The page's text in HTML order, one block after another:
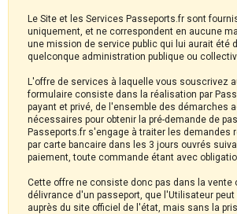
Le Site et les Services Passeports.fr sont
uniquement, et ne correspondent en aucune
une mission de service public qui lui aurait été
quelconque administration publique ou
L'offre de services à laquelle vous souscrivez
formulaire consiste dans la réalisation par
payant et privé, de l'ensemble des démarches
nécessaires pour obtenir la pré-demande de
Passeports.fr s'engage à traiter les demandes
par carte bancaire dans les 3 jours ouvrés
paiement, toute commande étant avec
Cette offre ne consiste donc pas dans la vente
délivrance d'un passeport, que l'Utilisateur
auprès du site officiel de l'état, mais sans la